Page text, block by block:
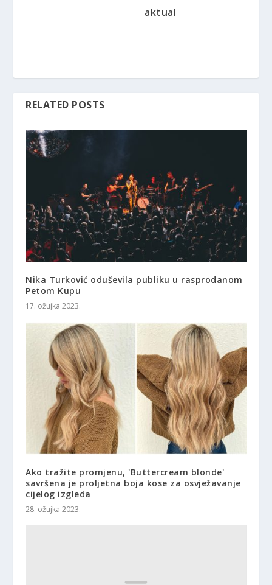
aktual
RELATED POSTS
Nika Turković oduševila publiku u rasprodanom
Petom Kupu
17. ožujka 2023.
Ako tražite promjenu, 'Buttercream blonde'
savršena je proljetna boja kose za osvježavanje
cijelog izgleda
28. ožujka 2023.